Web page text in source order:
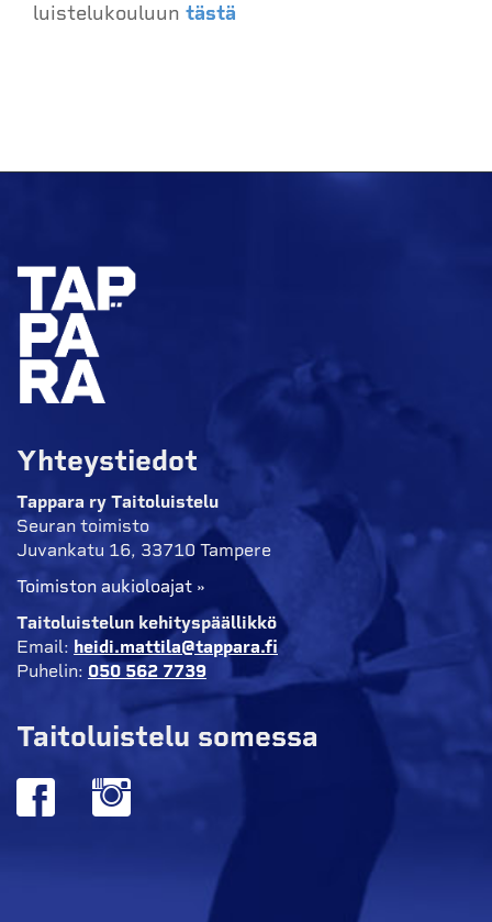
luistelukouluun tästä
Yhteystiedot
Tappara ry Taitoluistelu
Seuran toimisto
Juvankatu 16, 33710 Tampere
Toimiston aukioloajat »
Taitoluistelun kehityspäällikkö
Email: heidi.mattila@tappara.fi
Puhelin: 050 562 7739
Taitoluistelu somessa